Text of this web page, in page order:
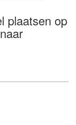
plaatsen op